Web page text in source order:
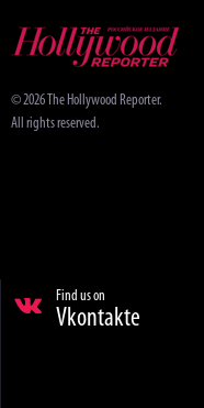
© 2026 The Hollywood Reporter.
All rights reserved.
Find us on
Vkontakte